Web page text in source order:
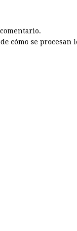
cómo se procesan